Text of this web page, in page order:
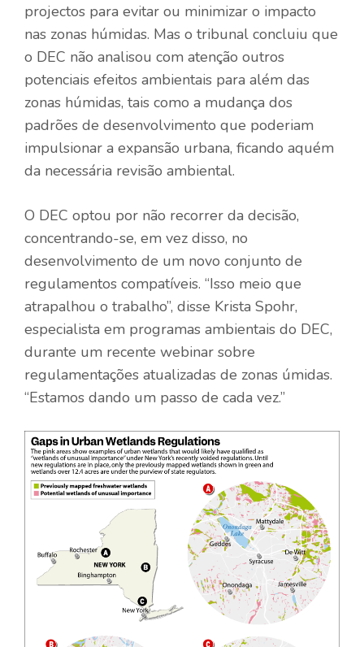
projectos para evitar ou minimizar o impacto
nas zonas húmidas. Mas o tribunal concluiu que
o DEC não analisou com atenção outros
potenciais efeitos ambientais para além das
zonas húmidas, tais como a mudança dos
padrões de desenvolvimento que poderiam
impulsionar a expansão urbana, ficando aquém
da necessária revisão ambiental.
O DEC optou por não recorrer da decisão,
concentrando-se, em vez disso, no
desenvolvimento de um novo conjunto de
regulamentos compatíveis. “Isso meio que
atrapalhou o trabalho”, disse Krista Spohr,
especialista em programas ambientais do DEC,
durante um recente webinar sobre
regulamentações atualizadas de zonas úmidas.
“Estamos dando um passo de cada vez.”